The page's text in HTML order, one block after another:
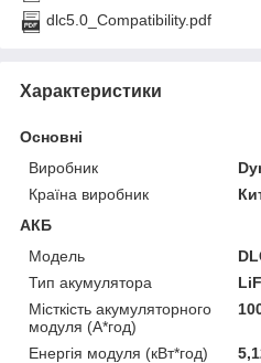
dlc5.0_Compatibility.pdf
Характеристики
Основні
Виробник
Країна виробник
АКБ
Модель
Тип акумулятора
Місткість акумуляторного
модуля (А*год)
Енергія модуля (кВт*год)